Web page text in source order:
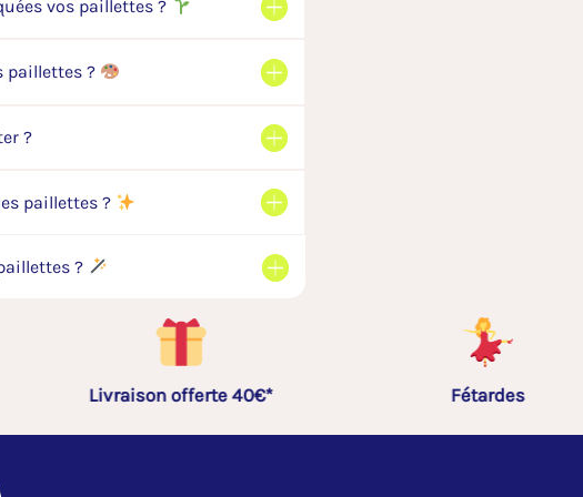
vos paillettes ?
paillettes ?
?
paillettes ?
?
Fétardes 99% sans